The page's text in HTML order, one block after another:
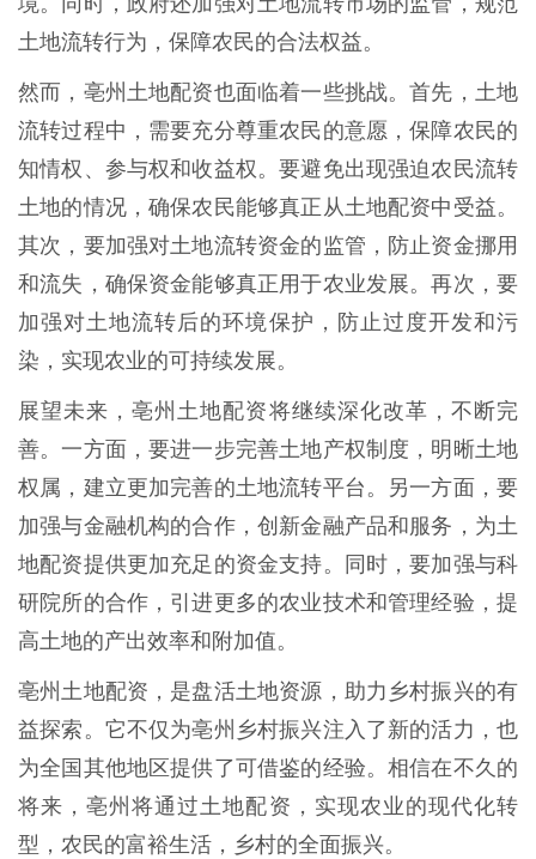
土地流转行为，保障农民的合法权益。
然而，亳州土地配资也面临着一些挑战。首先，土地
流转过程中，需要充分尊重农民的意愿，保障农民的
知情权、参与权和收益权。要避免出现强迫农民流转
土地的情况，确保农民能够真正从土地配资中受益。
其次，要加强对土地流转资金的监管，防止资金挪用
和流失，确保资金能够真正用于农业发展。再次，要
加强对土地流转后的环境保护，防止过度开发和污
染，实现农业的可持续发展。
展望未来，亳州土地配资将继续深化改革，不断完
善。一方面，要进一步完善土地产权制度，明晰土地
权属，建立更加完善的土地流转平台。另一方面，要
加强与金融机构的合作，创新金融产品和服务，为土
地配资提供更加充足的资金支持。同时，要加强与科
研院所的合作，引进更多的农业技术和管理经验，提
高土地的产出效率和附加值。
亳州土地配资，是盘活土地资源，助力乡村振兴的有
益探索。它不仅为亳州乡村振兴注入了新的活力，也
为全国其他地区提供了可借鉴的经验。相信在不久的
将来，亳州将通过土地配资，实现农业的现代化转
型，农民的富裕生活，乡村的全面振兴。